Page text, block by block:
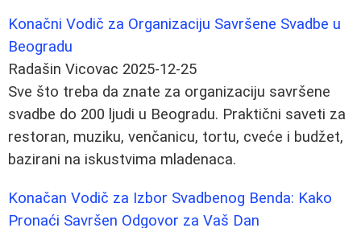
Konačni Vodič za Organizaciju Savršene Svadbe u
Beogradu
Radašin Vicovac 2025-12-25
Sve što treba da znate za organizaciju savršene
svadbe do 200 ljudi u Beogradu. Praktični saveti za
restoran, muziku, venčanicu, tortu, cveće i budžet,
bazirani na iskustvima mladenaca.
Konačan Vodič za Izbor Svadbenog Benda: Kako
Pronaći Savršen Odgovor za Vaš Dan